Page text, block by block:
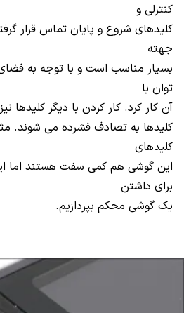
کنترلی و
جهته
بسیار مناسب است و با توجه به
توان با
آن کار کرد. کار کردن با دیگر کلیدها
کلیدها به تصادف فشرده می شوند.
کلیدهای
این گوشی هم کمی سفت هستند اما
برای داشتن
یک گوشی محکم بپردازیم.